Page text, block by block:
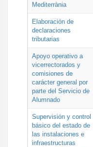
Mediterrània
Elaboración de
declaraciones
tributarias
Apoyo operativo a
vicerrectorados y
comisiones de
carácter general por
parte del Servicio de
Alumnado
Supervisión y control
básico del estado de
las instalaciones e
infraestructuras